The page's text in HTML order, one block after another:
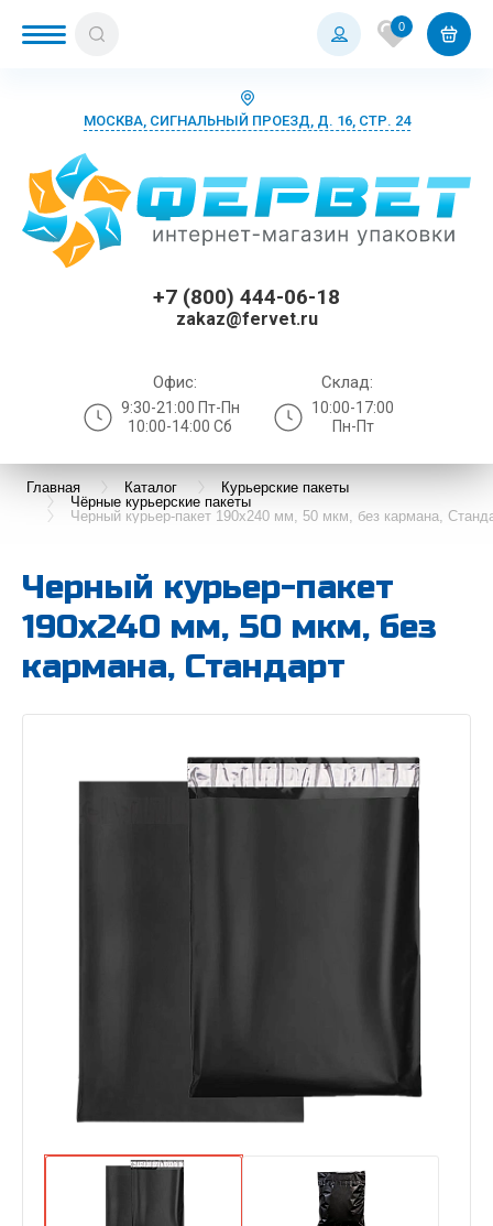
0
МОСКВА, СИГНАЛЬНЫЙ ПРОЕЗД, Д. 16, СТР. 24
+7 (800) 444-06-18
zakaz@fervet.ru
Офис:
9:30-21:00 Пт-Пн
10:00-14:00 Сб
Склад:
10:00-17:00
Пн-Пт
Главная Каталог
Курьерские пакеты
Чёрные курьерские пакеты
Черный курьер-пакет 190х240 мм, 50 мкм, без кармана,
Черный курьер-пакет
190х240 мм, 50 мкм, без
кармана, Стандарт